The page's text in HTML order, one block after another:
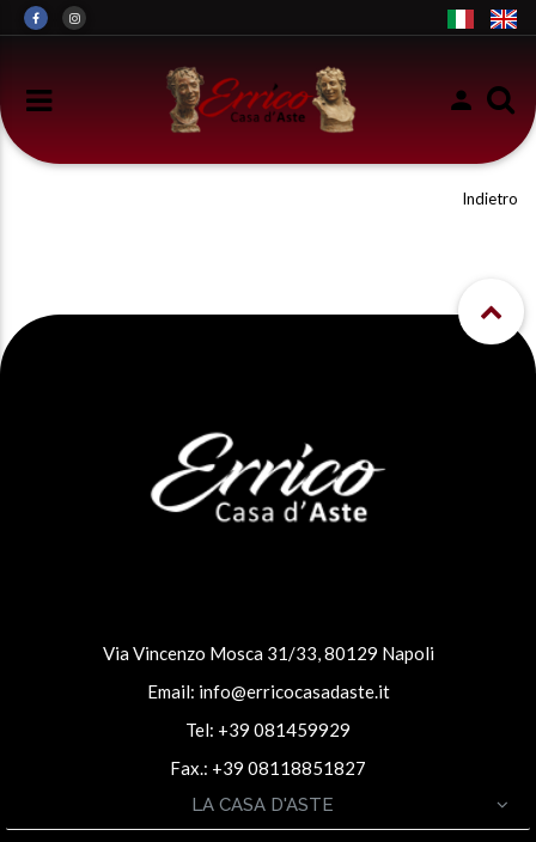
Indietro
Via Vincenzo Mosca 31/33, 80129 Napoli
Email: info@erricocasadaste.it
Tel: +39 081459929
Fax.: +39 08118851827
LA CASA D'ASTE